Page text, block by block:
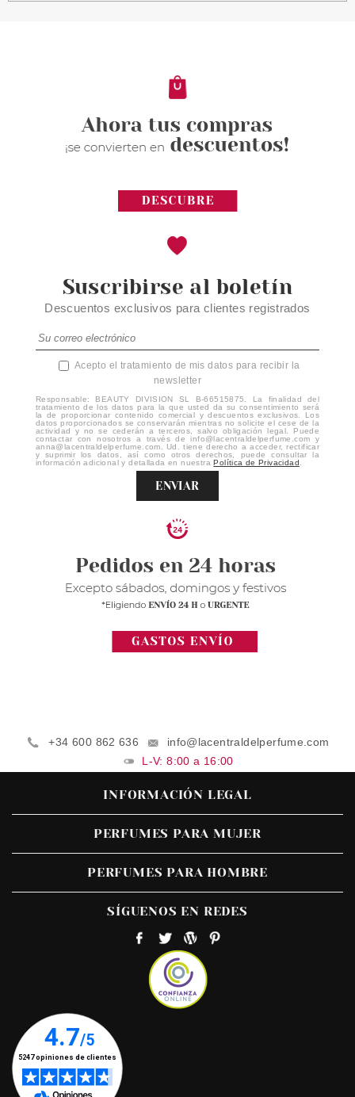
54.95€
Suscribirse al boletín
Descuentos exclusivos para clientes registrados
Acepto el tratamiento de mis datos para recibir la
newsletter
Responsable: BEAUTY DIVISION SL B-66515875. La finalidad del
tratamiento de los datos para la que usted da su consentimiento será
la de proporcionar contenido comercial y descuentos exclusivos. Los
datos proporcionados se conservarán mientras no solicite el cese de la
actividad y no se cederán a terceros, salvo obligación legal. Puede
contactar con nosotros a través de info@lacentraldelperfume.com y
anna@lacentraldelperfume.com. Ud. tiene derecho a acceder, rectificar
y suprimir los datos, así como otros derechos, puede consultar la
información adicional y detallada en nuestraPolítica de Privacidad
ENVIAR
+34 600 862 636
info@lacentraldelperfume.com
L-V: 8:00 a 16:00
INFORMACIÓN LEGAL
PERFUMES PARA MUJER
PERFUMES PARA HOMBRE
SÍGUENOS EN REDES